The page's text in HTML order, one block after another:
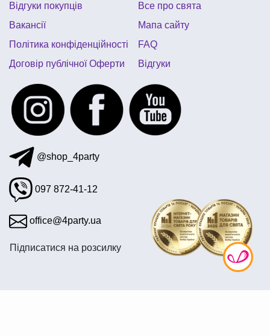
Відгуки покупців
Вакансії
Політика конфіденційності
Договір публічної Оферти
Все про свята
Мапа сайту
FAQ
Відгуки
@shop_4party
097 872-41-12
office@4party.ua
Підписатися на розсилку